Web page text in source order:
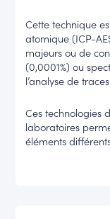
Cette technique
atomique (ICP-
majeurs ou de
(0,0001%) ou
l’analyse de
Ces technologies
laboratoires
éléments